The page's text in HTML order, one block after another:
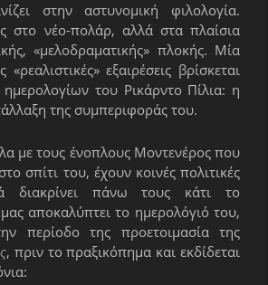
στην αστυνομική φιλολογία.
στο νέο-πολάρ, αλλά στα πλαίσια
«μελοδραματικής» πλοκής. Μία
«ρεαλιστικές» εξαιρέσεις βρίσκεται
ημερολογίων του Ρικάρντο Πίλια: η
της συμπεριφοράς του.
με τους ένοπλους Μοντενέρος που
σπίτι του, έχουν κοινές πολιτικές
διακρίνει πάνω τους κάτι το
αποκαλύπτει το ημερολόγιό του,
περίοδο της προετοιμασία της
, πριν το πραξικόπημα και εκδίδεται